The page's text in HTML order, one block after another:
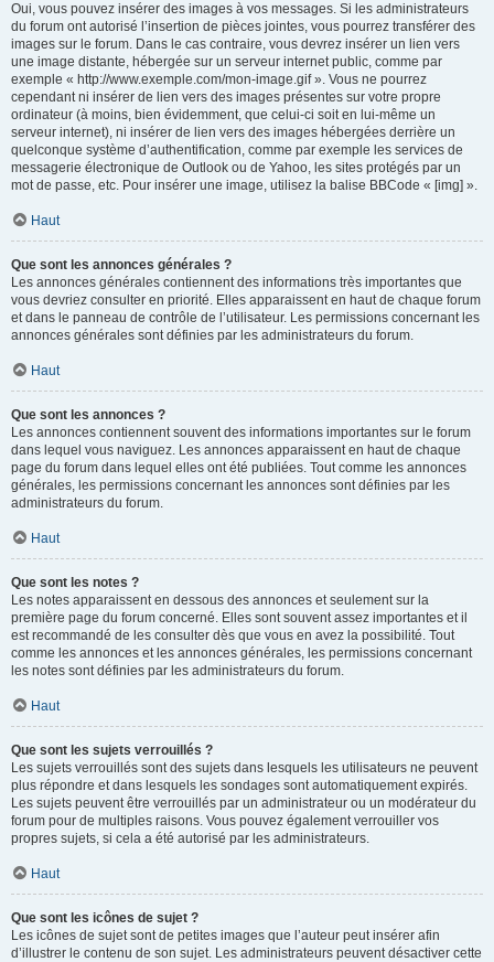
Oui, vous pouvez insérer des images à vos messages. Si les administrateurs
du forum ont autorisé l’insertion de pièces jointes, vous pourrez transférer des
images sur le forum. Dans le cas contraire, vous devrez insérer un lien vers
une image distante, hébergée sur un serveur internet public, comme par
exemple « http://www.exemple.com/mon-image.gif ». Vous ne pourrez
cependant ni insérer de lien vers des images présentes sur votre propre
ordinateur (à moins, bien évidemment, que celui-ci soit en lui-même un
serveur internet), ni insérer de lien vers des images hébergées derrière un
quelconque système d’authentification, comme par exemple les services de
messagerie électronique de Outlook ou de Yahoo, les sites protégés par un
mot de passe, etc. Pour insérer une image, utilisez la balise BBCode « [img] ».
Haut
Que sont les annonces générales ?
Les annonces générales contiennent des informations très importantes que
vous devriez consulter en priorité. Elles apparaissent en haut de chaque forum
et dans le panneau de contrôle de l’utilisateur. Les permissions concernant les
annonces générales sont définies par les administrateurs du forum.
Haut
Que sont les annonces ?
Les annonces contiennent souvent des informations importantes sur le forum
dans lequel vous naviguez. Les annonces apparaissent en haut de chaque
page du forum dans lequel elles ont été publiées. Tout comme les annonces
générales, les permissions concernant les annonces sont définies par les
administrateurs du forum.
Haut
Que sont les notes ?
Les notes apparaissent en dessous des annonces et seulement sur la
première page du forum concerné. Elles sont souvent assez importantes et il
est recommandé de les consulter dès que vous en avez la possibilité. Tout
comme les annonces et les annonces générales, les permissions concernant
les notes sont définies par les administrateurs du forum.
Haut
Que sont les sujets verrouillés ?
Les sujets verrouillés sont des sujets dans lesquels les utilisateurs ne peuvent
plus répondre et dans lesquels les sondages sont automatiquement expirés.
Les sujets peuvent être verrouillés par un administrateur ou un modérateur du
forum pour de multiples raisons. Vous pouvez également verrouiller vos
propres sujets, si cela a été autorisé par les administrateurs.
Haut
Que sont les icônes de sujet ?
Les icônes de sujet sont de petites images que l’auteur peut insérer afin
d’illustrer le contenu de son sujet. Les administrateurs peuvent désactiver cette